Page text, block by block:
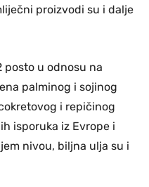
proizvodi su i dalje
posto u odnosu na
palminog i sojinog
i repičinog
isporuka iz Evrope i
nivou, biljna ulja su i